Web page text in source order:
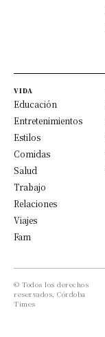
VIDA
Educación
Entretenimientos
Estilos
Comidas
Salud
Trabajo
Relaciones
Viajes
Fam
© Todos los derechos
reservados, Córdoba
Times